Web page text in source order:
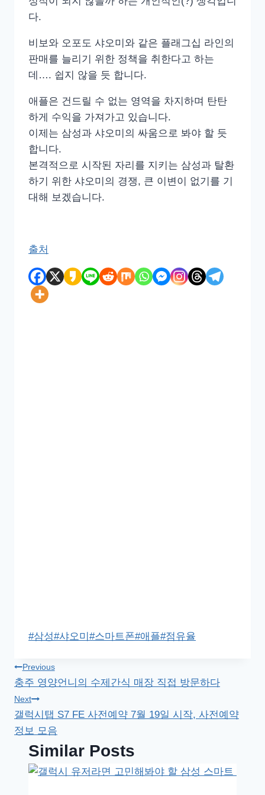
다.
비보와 오포도 샤오미와 같은 플래그십 라인의
판매를 늘리기 위한 정책을 취한다고 하는
데…. 쉽지 않을 듯 합니다.
애플은 건드릴 수 없는 영역을 차지하며 탄탄
하게 수익을 가져가고 있습니다.
이제는 삼성과 샤오미의 싸움으로 봐야 할 듯
합니다.
본격적으로 시작된 자리를 지키는 삼성과 탈환
하기 위한 샤오미의 경쟁, 큰 이변이 없기를 기
대해 보겠습니다.
출처
Post
#삼성#샤오미#스마트폰#애플#점유율
글
탐
색
Previous
충주 영양언니의 수제간식 매장 직접 방문하다
Next
갤럭시탭 S7 FE 사전예약 7월 19일 시작, 사전예약
정보 모음
Similar Posts